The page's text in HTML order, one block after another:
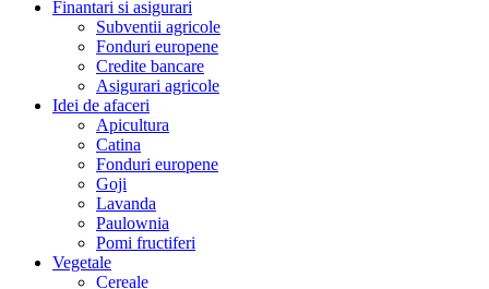
Finantari si asigurari
Subventii agricole
Fonduri europene
Credite bancare
Asigurari agricole
Idei de afaceri
Apicultura
Catina
Fonduri europene
Goji
Lavanda
Paulownia
Pomi fructiferi
Vegetale
Cereale